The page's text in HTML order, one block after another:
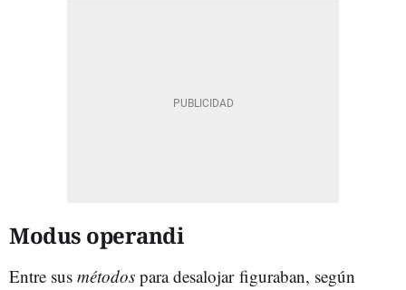
Modus operandi
Entre sus métodos para desalojar figuraban, según